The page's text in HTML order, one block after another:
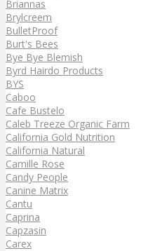
Briannas
Brylcreem
BulletProof
Burt's Bees
Bye Bye Blemish
Byrd Hairdo Products
BYS
Caboo
Cafe Bustelo
Caleb Treeze Organic Farm
California Gold Nutrition
California Natural
Camille Rose
Candy People
Canine Matrix
Cantu
Caprina
Capzasin
Carex